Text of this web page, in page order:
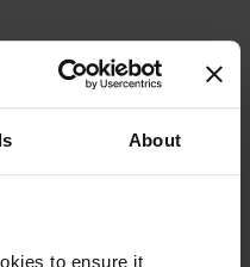
About
to ensure it